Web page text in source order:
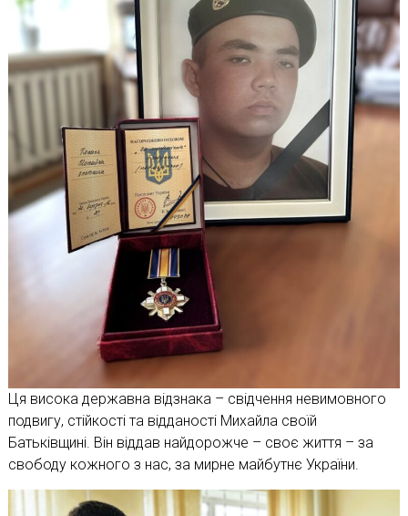
Ця висока державна відзнака – свідчення невимовного
подвигу, стійкості та відданості Михайла своїй
Батьківщині. Він віддав найдорожче – своє життя – за
свободу кожного з нас, за мирне майбутнє України.